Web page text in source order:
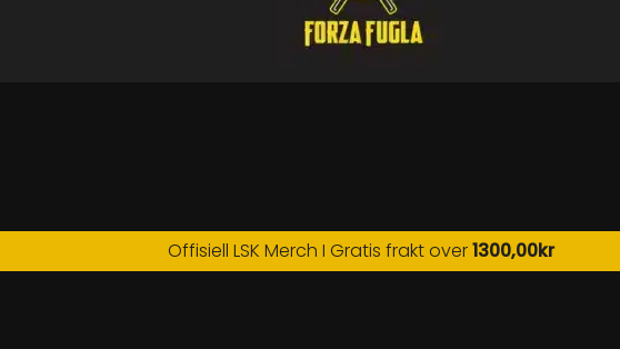
Offisiell LSK Merch I Gratis frakt over1300,00kr